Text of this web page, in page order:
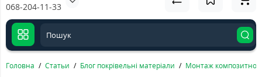
068-204-11-33
Головна Статьи Блог покрівельні матеріали Монтаж композитної